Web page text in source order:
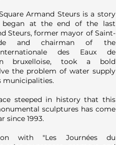
Armand Steurs is a story
at the end of the last
Steurs, former mayor of Saint-
and chairman of the
des Eaux de
bruxelloise, took a bold
the problem of water supply
municipalities.
steeped in history that this
sculptures has come
since 1993.
with "Les Journées du